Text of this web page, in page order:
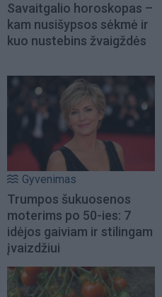
Savaitgalio horoskopas –
kam nusišypsos sėkmė ir
kuo nustebins žvaigždės
Gyvenimas
Trumpos šukuosenos
moterims po 50-ies: 7
idėjos gaiviam ir stilingam
įvaizdžiui